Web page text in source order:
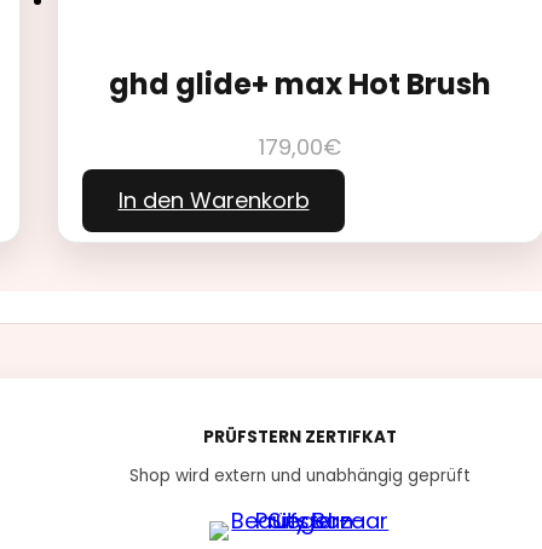
ghd glide+ max Hot Brush
179,00€
In den Warenkorb
PRÜFSTERN ZERTIFKAT
Shop wird extern und unabhängig geprüft